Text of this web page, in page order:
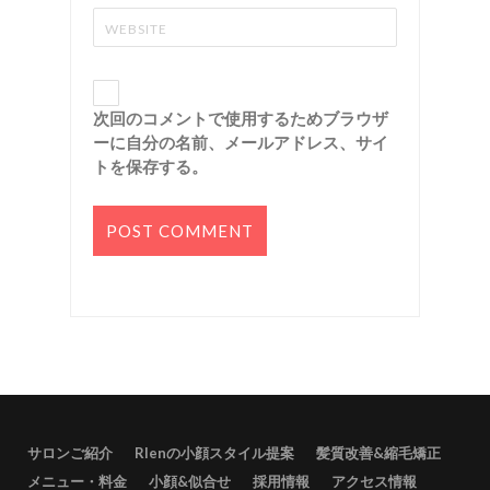
次回のコメントで使用するためブラウザ
ーに自分の名前、メールアドレス、サイ
トを保存する。
サロンご紹介 RIenの小顔スタイル提案
髪質改善&縮毛矯正
メニュー・料金
小顔&似合せ 採用情報 アクセス情報